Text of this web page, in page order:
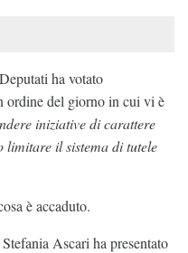
ha votato
ordine del giorno in cui vi è
iniziative di carattere
limitare il sistema di tutele
è accaduto.
Ascari ha presentato